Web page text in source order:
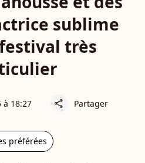
sublime
très
à 18:27 share Partager
préférées